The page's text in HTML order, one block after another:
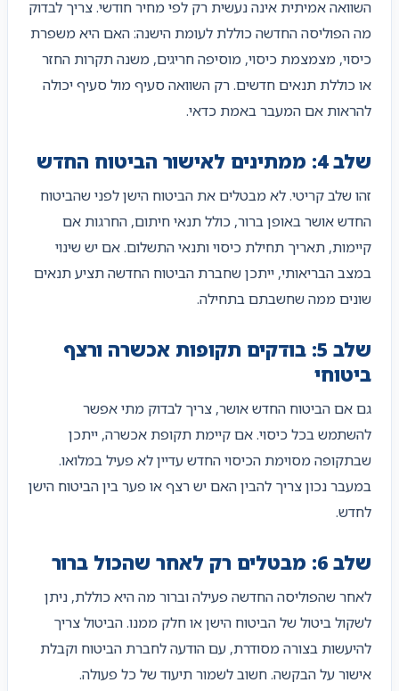
השוואה אמיתית אינה נעשית רק לפי מחיר חודשי. צריך לבדוק
מה הפוליסה החדשה כוללת לעומת הישנה: האם היא משפרת
כיסוי, מצמצמת כיסוי, מוסיפה חריגים, משנה תקרות החזר
או כוללת תנאים חדשים. רק השוואה סעיף מול סעיף יכולה
להראות אם המעבר באמת כדאי.
שלב 4: ממתינים לאישור הביטוח החדש
זהו שלב קריטי. לא מבטלים את הביטוח הישן לפני שהביטוח
החדש אושר באופן ברור, כולל תנאי חיתום, החרגות אם
קיימות, תאריך תחילת כיסוי ותנאי התשלום. אם יש שינוי
במצב הבריאותי, ייתכן שחברת הביטוח החדשה תציע תנאים
שונים ממה שחשבתם בתחילה.
שלב 5: בודקים תקופות אכשרה ורצף
ביטוחי
גם אם הביטוח החדש אושר, צריך לבדוק מתי אפשר
להשתמש בכל כיסוי. אם קיימת תקופת אכשרה, ייתכן
שבתקופה מסוימת הכיסוי החדש עדיין לא פעיל במלואו.
במעבר נכון צריך להבין האם יש רצף או פער בין הביטוח הישן
לחדש.
שלב 6: מבטלים רק לאחר שהכול ברור
לאחר שהפוליסה החדשה פעילה וברור מה היא כוללת, ניתן
לשקול ביטול של הביטוח הישן או חלק ממנו. הביטול צריך
להיעשות בצורה מסודרת, עם הודעה לחברת הביטוח וקבלת
אישור על הבקשה. חשוב לשמור תיעוד של כל פעולה.